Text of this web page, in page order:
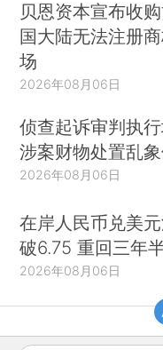
贝恩资本宣布收
国大陆无法注册
场
2026年08月06日
侦查起诉审判执
涉案财物处置乱
2026年08月06日
在岸人民币兑美
破6.75 重回三年
2026年08月06日